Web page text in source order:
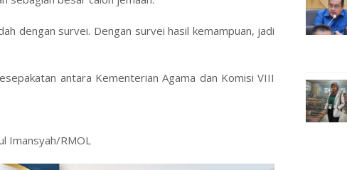
dengan survei. Dengan survei hasil kemampuan, jadi
antara Kementerian Agama dan Komisi VIII
Imansyah/RMOL